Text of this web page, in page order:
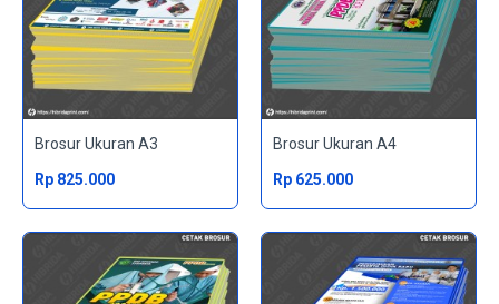
Brosur Ukuran A3
Rp 825.000
Brosur Ukuran A4
Rp 625.000